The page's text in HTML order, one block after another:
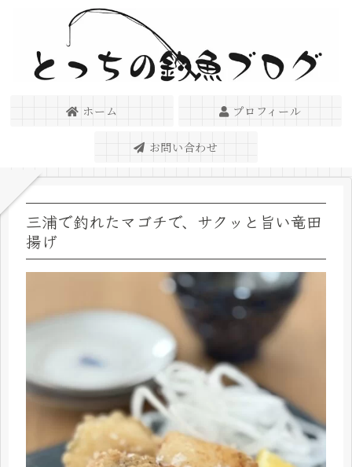
ホーム プロフィール
お問い合わせ
三浦で釣れたマゴチで、サクッと旨い竜田
揚げ